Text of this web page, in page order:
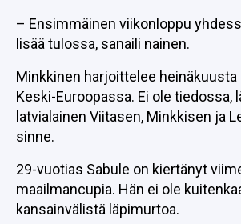
– Ensimmäinen viikonloppu
lisää tulossa, sanaili nainen.
Minkkinen harjoittelee heinäkuusta
Keski-Euroopassa. Ei ole tiedossa,
latvialainen Viitasen, Minkkisen ja
sinne.
29-vuotias Sabule on kiertänyt
maailmancupia. Hän ei ole
kansainvälistä läpimurtoa.